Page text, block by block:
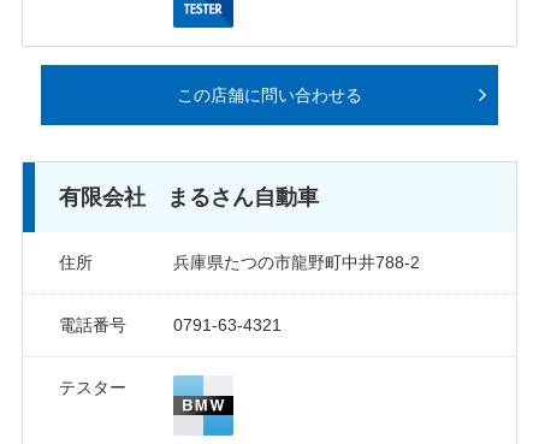
この店舗に問い合わせる
有限会社 まるさん自動車
住所 兵庫県たつの市龍野町中井788-2
電話番号 0791-63-4321
テスター